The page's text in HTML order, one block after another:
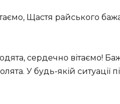
Щастя райського
сердечно вітаємо!
У будь-якій